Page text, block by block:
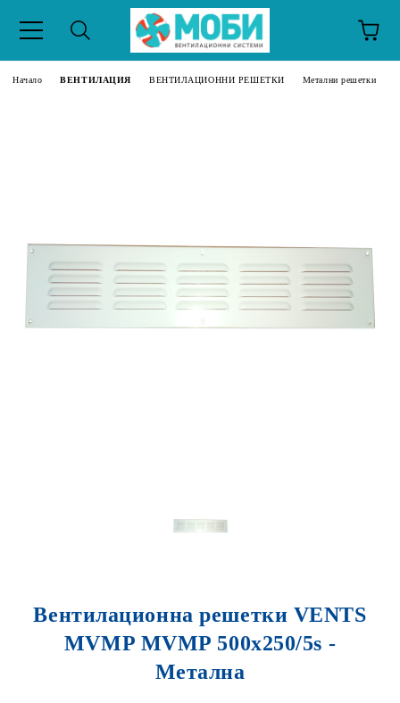
Начало ВЕНТИЛАЦИЯ ВЕНТИЛАЦИОННИ РЕШЕТКИ Метални решетки
Вентилационна решетки VENTS
MVMP MVMP 500x250/5s -
Метална